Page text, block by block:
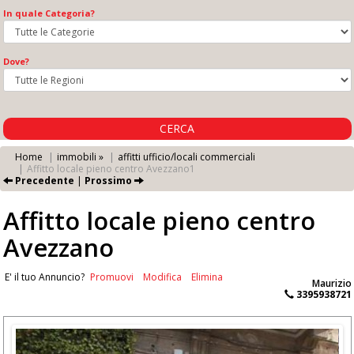
In quale Categoria?
Dove?
CERCA
Home immobili »
affitti ufficio/locali commerciali
Affitto locale pieno centro Avezzano1
Precedente | Prossimo
Affitto locale pieno centro
Avezzano
Maurizio
3395938721
E' il tuo Annuncio? Promuovi Modifica Elimina